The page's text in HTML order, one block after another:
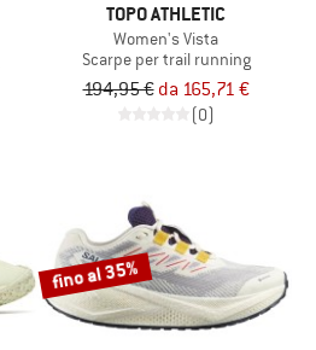
TOPO ATHLETIC
Women's Vista
Scarpe per trail running
194,95 € da 165,71 €
(0)
fino al 35%